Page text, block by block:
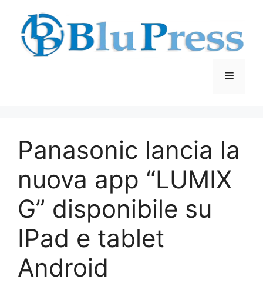
contenuto
Menu
Panasonic lancia la
nuova app “LUMIX
G” disponibile su
IPad e tablet
Android